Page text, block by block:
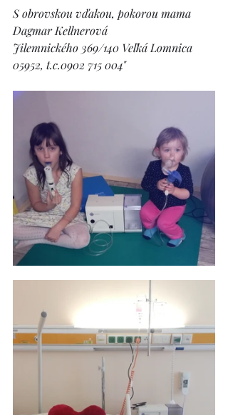
S obrovskou vďakou, pokorou mama
Dagmar Kellnerová
Jilemnického 369/140 Veľká Lomnica
05952, t.c.0902 715 004"